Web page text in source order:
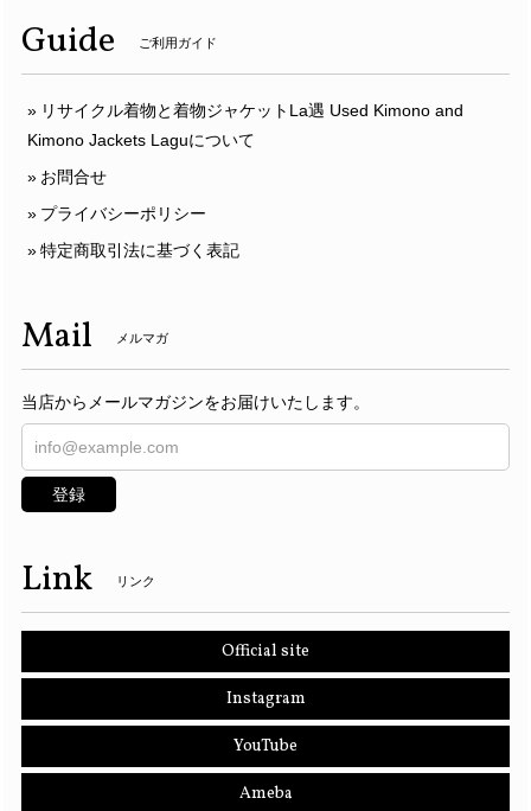
Guide ご利用ガイド
リサイクル着物と着物ジャケットLa遇 Used Kimono and
Kimono Jackets Laguについて
お問合せ
プライバシーポリシー
特定商取引法に基づく表記
Mail メルマガ
当店からメールマガジンをお届けいたします。
登録
Link リンク
Official site
Instagram
YouTube
Ameba